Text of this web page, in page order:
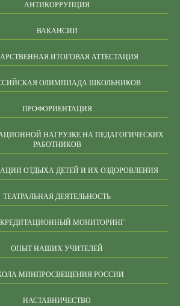
АНТИКОРРУПЦИЯ
ВАКАНСИИ
ИТОГОВАЯ АТТЕСТАЦИЯ
ОЛИМПИАДА ШКОЛЬНИКОВ
ПРОФОРИЕНТАЦИЯ
НАГРУЗКЕ НА ПЕДАГОГИЧЕСКИХ
РАБОТНИКОВ
ОТДЫХА ДЕТЕЙ И ИХ ОЗДОРОВЛЕНИЯ
ТЕАТРАЛЬНАЯ ДЕЯТЕЛЬНОСТЬ
МОНИТОРИНГ
ОПЫТ НАШИХ УЧИТЕЛЕЙ
МИНПРОСВЕЩЕНИЯ РОССИИ
НАСТАВНИЧЕСТВО